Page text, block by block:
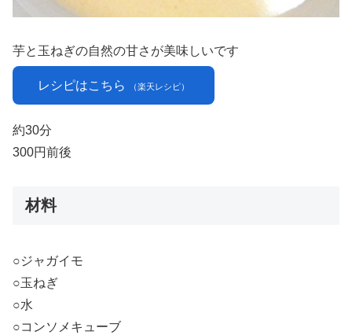
芋と玉ねぎの自然の甘さが美味しいです
レシピはこちら （楽天レシピ）
約30分
300円前後
材料
○ジャガイモ
○玉ねぎ
○水
○コンソメキューブ